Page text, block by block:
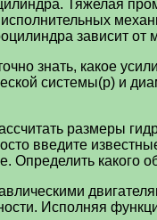
Тяжелая
зависит
знать, какое
системы(p) и
размеры
введите
Определить
Исполняя